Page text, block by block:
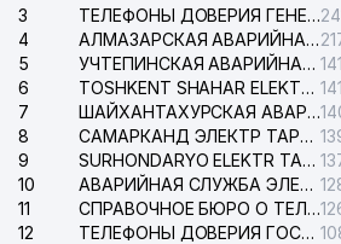
3
ТЕЛЕФОНЫ ДОВЕРИЯ ГЕНЕРАЛЬНОЙ ПРОКУРАТУРЫ РЕСПУБЛИКИ УЗБЕКИСТАН
4
АЛМАЗАРСКАЯ АВАРИЙНАЯ СЛУЖБА ЭЛЕКТРОСЕТИ
5
УЧТЕПИНСКАЯ АВАРИЙНАЯ СЛУЖБА ЭЛЕКТРОСЕТИ
6
TOSHKENT SHAHAR ELEKTR TARMOQLARI KORXONASI АО
7
ШАЙХАНТАХУРСКАЯ АВАРИЙНАЯ СЛУЖБА ЭЛЕКТРОСЕТИ
8
САМАРКАНД ЭЛЕКТР ТАРМОКЛАРИ АО
9
SURHONDARYO ELEKTR TARMOKLARI АО
10
АВАРИЙНАЯ СЛУЖБА ЭЛЕКТРОСЕТИ ТАШКЕНТСКОГО РАЙОНА
11
СПРАВОЧНОЕ БЮРО О ТЕЛЕФОНАХ ОРГАНИЗАЦИЙ г. ТАШКЕНТА
12
ТЕЛЕФОНЫ ДОВЕРИЯ ГОСУДАРСТВЕННОГО ЦЕНТРА ТЕСТИРОВАНИЯ